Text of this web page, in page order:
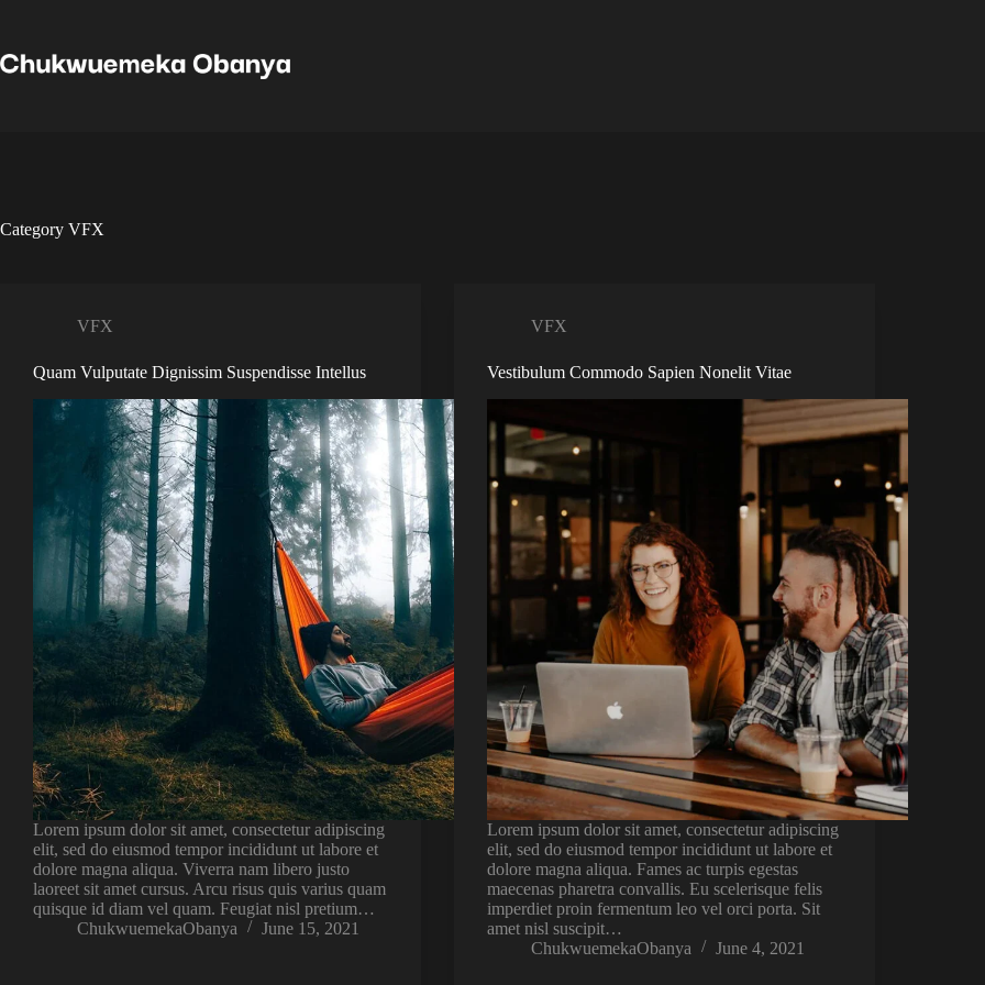
Category VFX
VFX
Quam Vulputate Dignissim Suspendisse Intellus
Lorem ipsum dolor sit amet, consectetur adipiscing
elit, sed do eiusmod tempor incididunt ut labore et
dolore magna aliqua. Viverra nam libero justo
laoreet sit amet cursus. Arcu risus quis varius quam
quisque id diam vel quam. Feugiat nisl pretium…
ChukwuemekaObanya
June 15, 2021
VFX
Vestibulum Commodo Sapien Nonelit Vitae
Lorem ipsum dolor sit amet, consectetur adipiscing
elit, sed do eiusmod tempor incididunt ut labore et
dolore magna aliqua. Fames ac turpis egestas
maecenas pharetra convallis. Eu scelerisque felis
imperdiet proin fermentum leo vel orci porta. Sit
amet nisl suscipit…
ChukwuemekaObanya
June 4, 2021